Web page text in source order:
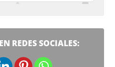
REDES SOCIALES: